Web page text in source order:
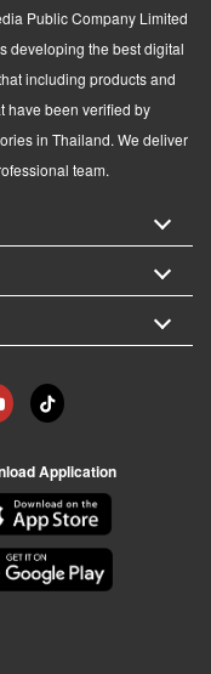
Public Company Limited
developing the best digital
including products and
have been verified by
in Thailand. We deliver
team.
Application